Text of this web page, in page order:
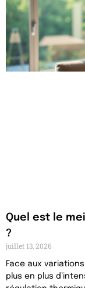
Quel est le
?
juillet 13, 2026
Face aux
plus en plus